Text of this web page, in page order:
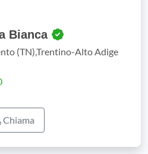
Bianca
(TN),Trentino-Alto Adige
Chiama